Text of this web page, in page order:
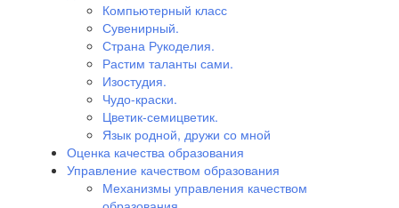
Компьютерный класс
Сувенирный.
Страна Рукоделия.
Растим таланты сами.
Изостудия.
Чудо-краски.
Цветик-семицветик.
Язык родной, дружи со мной
Оценка качества образования
Управление качеством образования
Механизмы управления качеством